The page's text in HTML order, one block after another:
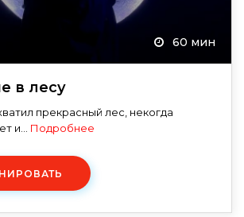
60 мин
в лесу
прекрасный лес, некогда
и... Подробнее